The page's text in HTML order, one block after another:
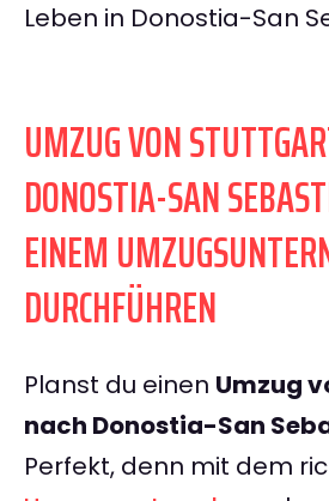
Leben in Donostia-San
UMZUG VON
DONOSTIA-SAN
EINEM
DURCHFÜHREN
Planst du einen Umzug
nach Donostia-San
Perfekt, denn mit dem